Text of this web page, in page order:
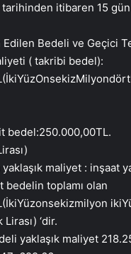
itibaren 15
Bedeli ve Geçici
( takribi bedel):
bedel:250.000,00TL.
maliyet : inşaat
bedelin toplamı olan
‘dir.
yaklaşık maliyet